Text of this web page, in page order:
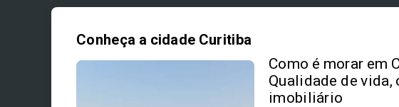
Conheça a cidade Curitiba
Como é morar em
Qualidade de
imobiliário